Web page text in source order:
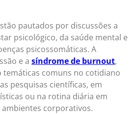
pautados por discussões a
psicológico, da saúde mental e
psicossomáticas. A
e a síndrome de burnout,
temáticas comuns no cotidiano
pesquisas científicas, em
ou na rotina diária em
ambientes corporativos.